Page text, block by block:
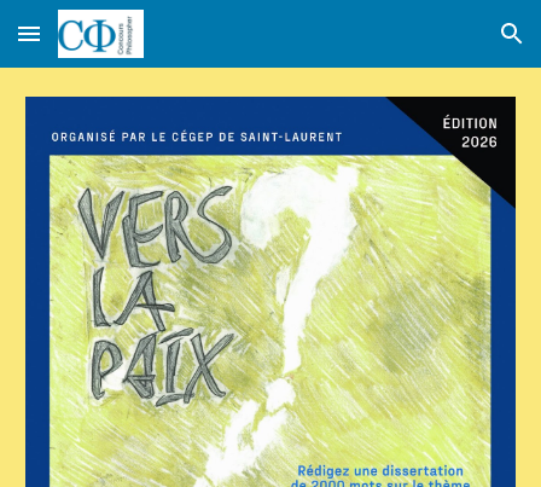
Skip to main content Skip to navigation